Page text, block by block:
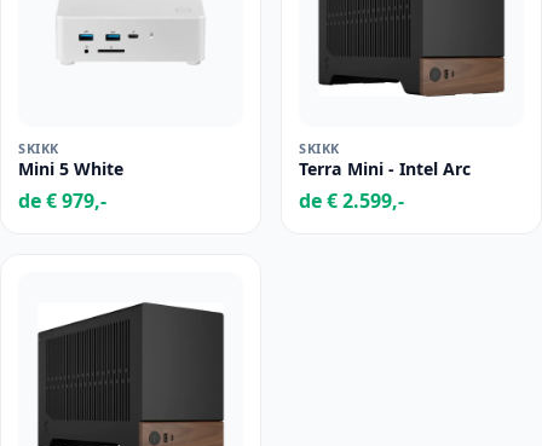
SKIKK
Mini 5 White
de € 979,-
SKIKK
Terra Mini - Intel Arc
de € 2.599,-